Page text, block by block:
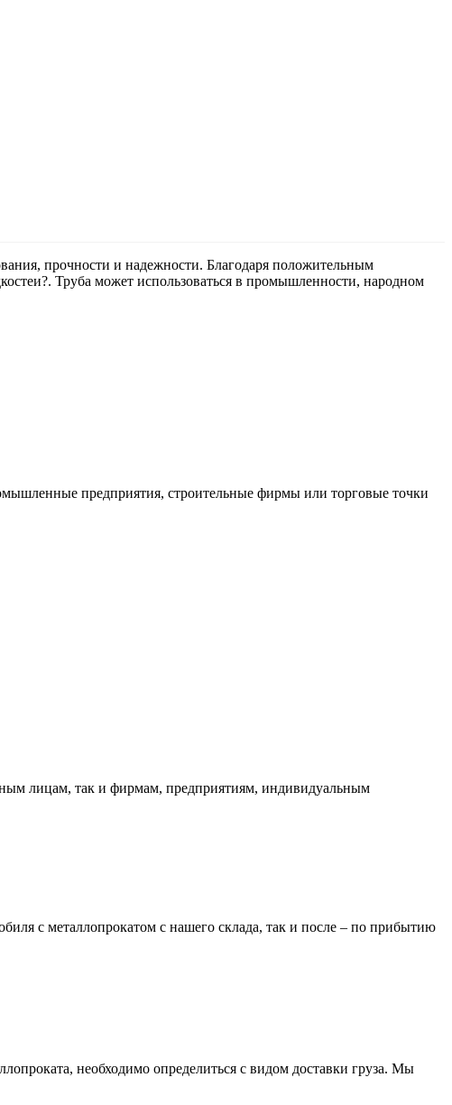
прочности и надежности. Благодаря положительным
Труба может использоваться в промышленности, народном
предприятия, строительные фирмы или торговые точки
лицам, так и фирмам, предприятиям, индивидуальным
с металлопрокатом с нашего склада, так и после – по прибытию
необходимо определиться с видом доставки груза. Мы